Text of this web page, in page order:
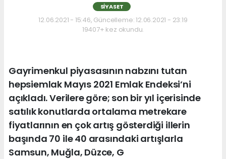
SIYASET
12.06.2021 - 15:46, Güncelleme: 12.06.2021 - 23:19
19407+ kez okundu.
Gayrimenkul piyasasının nabzını tutan
hepsiemlak Mayıs 2021 Emlak Endeksi’ni
açıkladı. Verilere göre; son bir yıl içerisinde
satılık konutlarda ortalama metrekare
fiyatlarının en çok artış gösterdiği illerin
başında 70 ile 40 arasındaki artışlarla
Samsun, Muğla, Düzce, G